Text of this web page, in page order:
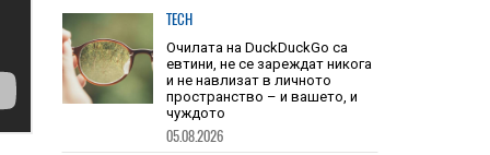
голяма от скоростта на
звука05.08.2026
TECH
Очилата на DuckDuckGo са
евтини, не се зареждат никога
и не навлизат в личното